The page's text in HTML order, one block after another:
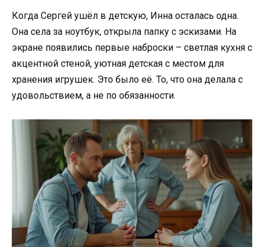
Когда Сергей ушёл в детскую, Инна осталась одна.
Она села за ноутбук, открыла папку с эскизами. На
экране появились первые наброски – светлая кухня с
акцентной стеной, уютная детская с местом для
хранения игрушек. Это было её. То, что она делала с
удовольствием, а не по обязанности.